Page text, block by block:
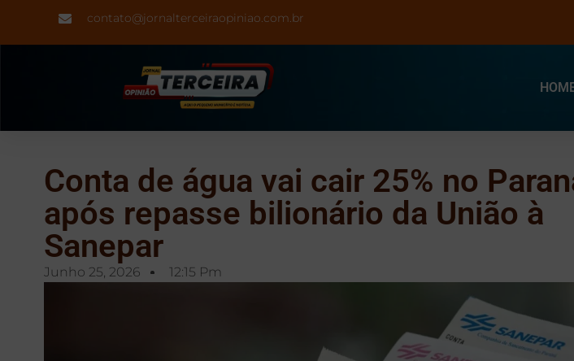
contato@jornalterceiraopiniao.com.br
Conta de água vai cair 25% no
após repasse bilionário da União à
Sanepar
Junho 25, 2026 12:15 Pm